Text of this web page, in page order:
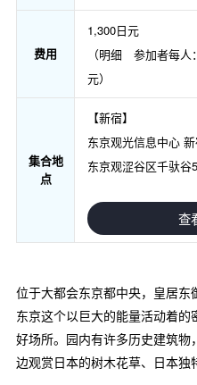
费用
1,300日元
（明细 参加者每人
元）
集合地
点
【新宿】
东京观光信息中心
东京观涩谷区千驮谷
查
位于大都会东京都中央，皇居
东京这个以巨大的能量活动着
好场所。园内有许多历史建筑
边观赏日本的树木花草、日本独